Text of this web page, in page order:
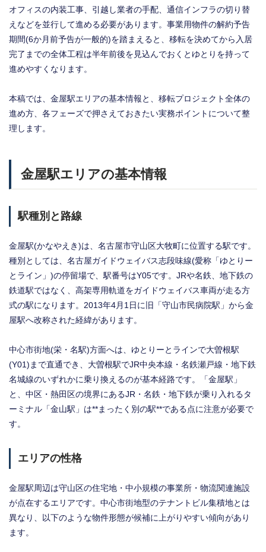
オフィスの内装工事、引越し業者の手配、通信インフラの切り替
えなどを並行して進める必要があります。事業用物件の解約予告
期間(6か月前予告が一般的)を踏まえると、移転を決めてから入居
完了までの全体工程は半年前後を見込んでおくとゆとりを持って
進めやすくなります。
本稿では、金屋駅エリアの基本情報と、移転プロジェクト全体の
進め方、各フェーズで押さえておきたい実務ポイントについて整
理します。
金屋駅エリアの基本情報
駅種別と路線
金屋駅(かなやえき)は、名古屋市守山区大牧町に位置する駅です。
種別としては、名古屋ガイドウェイバス志段味線(愛称「ゆとりー
とライン」)の停留場で、駅番号はY05です。JRや名鉄、地下鉄の
鉄道駅ではなく、高架専用軌道をガイドウェイバス車両が走る方
式の駅になります。2013年4月1日に旧「守山市民病院駅」から金
屋駅へ改称された経緯があります。
中心市街地(栄・名駅)方面へは、ゆとりーとラインで大曽根駅
(Y01)まで直通でき、大曽根駅でJR中央本線・名鉄瀬戸線・地下鉄
名城線のいずれかに乗り換えるのが基本経路です。「金屋駅」
と、中区・熱田区の境界にあるJR・名鉄・地下鉄が乗り入れるタ
ーミナル「金山駅」は**まったく別の駅**である点に注意が必要で
す。
エリアの性格
金屋駅周辺は守山区の住宅地・中小規模の事業所・物流関連施設
が点在するエリアです。中心市街地型のテナントビル集積地とは
異なり、以下のような物件形態が候補に上がりやすい傾向があり
ます。